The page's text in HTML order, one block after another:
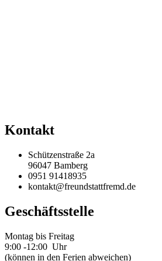
Kontakt
Schützenstraße 2a
96047 Bamberg
0951 91418935
kontakt@freundstattfremd.de
Geschäftsstelle
Montag bis Freitag
9:00 -12:00 Uhr
(können in den Ferien abweichen)